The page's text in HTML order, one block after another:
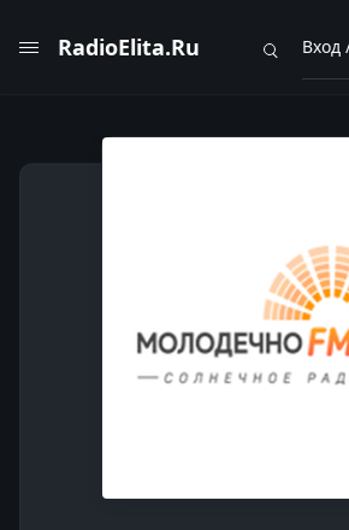
RadioElita.Ru Вход